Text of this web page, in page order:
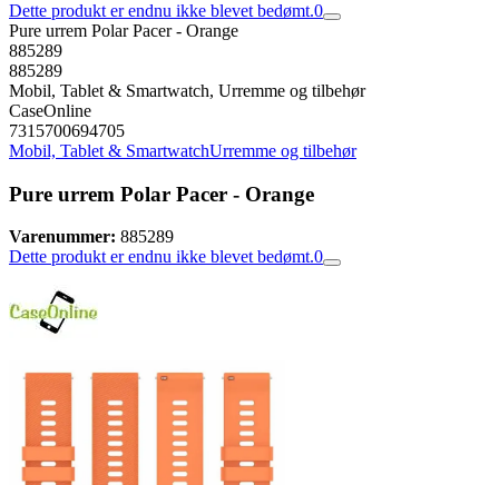
Dette produkt er endnu ikke blevet bedømt.0
Pure urrem Polar Pacer - Orange
885289
885289
Mobil, Tablet & Smartwatch, Urremme og tilbehør
CaseOnline
7315700694705
Mobil, Tablet & SmartwatchUrremme og tilbehør
Pure urrem Polar Pacer - Orange
Varenummer: 885289
Dette produkt er endnu ikke blevet bedømt.0